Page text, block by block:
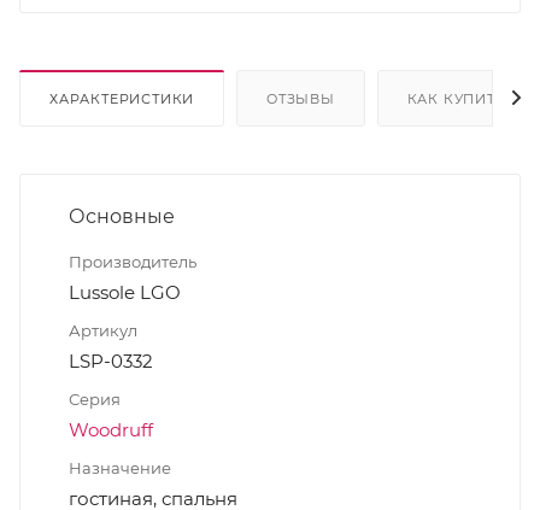
ХАРАКТЕРИСТИКИ ОТЗЫВЫ КАК КУПИТЬ
Основные
Производитель
Lussole LGO
Артикул
LSP-0332
Серия
Woodruff
Назначение
гостиная, спальня